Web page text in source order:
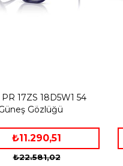
17ZS 18D5W1 54
Gözlüğü
₺11.290,51
₺22.581,02